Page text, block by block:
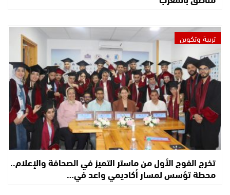
تربية وتكوين
تخرج الفوج الأول من ماستر التميز في الصحافة والإعلام..
محطة تؤسس لمسار أكاديمي واعد في…